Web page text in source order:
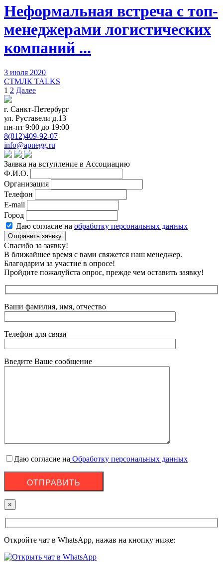
Неформальная встреча с топ-
менеджерами логистических
компаний ...
3 июля 2020
СТМЛК TALKS
Пагинация
записей
1 2 Далее
г. Санкт-Петербург
ул. Руставели д.13
пн-пт 9:00 до 19:00
8(812)409-92-07
info@apnegg.ru
Заявка на вступление в Ассоциацию
Ф.И.О.
Организация
Телефон
E-mail
Город
Даю согласие на обработку персональных данных
Отправить заявку
Спасибо за заявку!
В ближайшее время с вами свяжется наш менеджер.
Благодарим за участие в опросе!
Пройдите пожалуйста опрос, прежде чем оставить заявку!
Ваши фамилия, имя, отчество
Телефон для связи
Введите Ваше сообщение
Даю согласие на Обработку персональных данных
×
Откройте чат в WhatsApp, нажав на кнопку ниже: